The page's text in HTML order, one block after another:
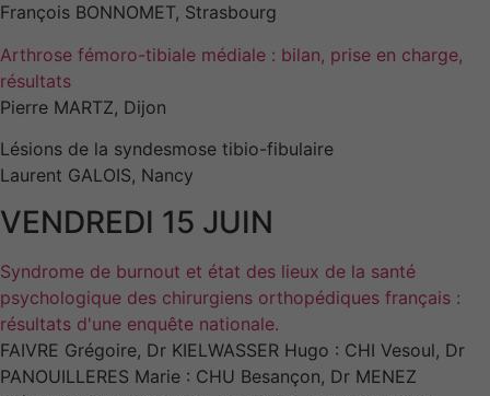
François BONNOMET, Strasbourg
Arthrose fémoro-tibiale médiale : bilan, prise en charge,
résultats
Pierre MARTZ, Dijon
Lésions de la syndesmose tibio-fibulaire
Laurent GALOIS, Nancy
VENDREDI 15 JUIN
Syndrome de burnout et état des lieux de la santé
psychologique des chirurgiens orthopédiques français :
résultats d'une enquête nationale.
FAIVRE Grégoire, Dr KIELWASSER Hugo : CHI Vesoul, Dr
PANOUILLERES Marie : CHU Besançon, Dr MENEZ